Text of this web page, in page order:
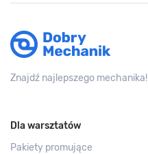
Znajdź najlepszego mechanika!
Dla warsztatów
Pakiety promujące